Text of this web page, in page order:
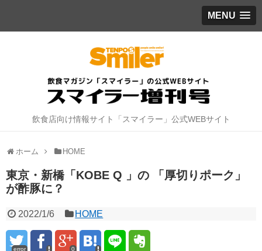
MENU
飲食店向け情報サイト「スマイラー」公式WEBサイト
ホーム HOME
東京・新橋「KOBE Q 」の 「厚切りポーク」
が酢豚に？
2022/1/6 HOME
error 0